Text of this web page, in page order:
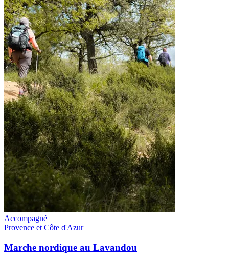
Accompagné
Provence et Côte d'Azur
Marche nordique au Lavandou